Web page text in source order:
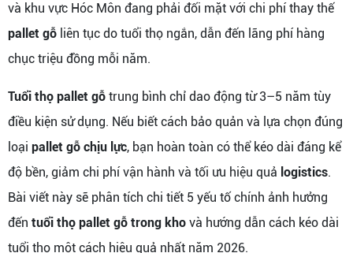
và khu vực Hóc Môn đang phải đối mặt với chi phí thay thế
pallet gỗ liên tục do tuổi thọ ngắn, dẫn đến lãng phí hàng
chục triệu đồng mỗi năm.
Tuổi thọ pallet gỗ trung bình chỉ dao động từ 3–5 năm tùy
điều kiện sử dụng. Nếu biết cách bảo quản và lựa chọn đúng
loại pallet gỗ chịu lực, bạn hoàn toàn có thể kéo dài đáng kể
độ bền, giảm chi phí vận hành và tối ưu hiệu quả logistics.
Bài viết này sẽ phân tích chi tiết 5 yếu tố chính ảnh hưởng
đến tuổi thọ pallet gỗ trong kho và hướng dẫn cách kéo dài
tuổi thọ một cách hiệu quả nhất năm 2026.